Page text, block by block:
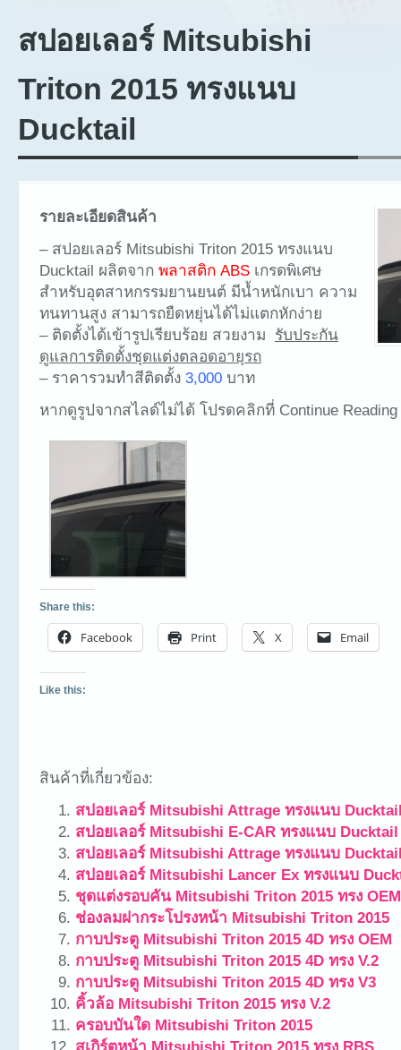
สปอยเลอร์ Mitsubishi
Triton 2015 ทรงแนบ
Ducktail
รายละเอียดสินค้า
– สปอยเลอร์ Mitsubishi Triton 2015 ทรงแนบ
Ducktail ผลิตจาก พลาสติก ABS เกรดพิเศษ
สำหรับอุตสาหกรรมยานยนต์ มีน้ำหนักเบา ความ
ทนทานสูง สามารถยืดหยุ่นได้ไม่แตกหักง่าย
– ติดตั้งได้เข้ารูปเรียบร้อย สวยงาม รับประกัน
ดูแลการติดตั้งชุดแต่งตลอดอายุรถ
– ราคารวมทำสีติดตั้ง 3,000 บาท
หากดูรูปจากสไลด์ไม่ได้ โปรดคลิกที่ Continue Reading
Share this:
Facebook Print X Email
Like this:
สินค้าที่เกี่ยวข้อง:
สปอยเลอร์ Mitsubishi Attrage ทรงแนบ
สปอยเลอร์ Mitsubishi E-CAR ทรงแนบ Ducktail
สปอยเลอร์ Mitsubishi Attrage ทรงแนบ
สปอยเลอร์ Mitsubishi Lancer Ex ทรงแนบ
ชุดแต่งรอบคัน Mitsubishi Triton 2015 ทรง OEM
ช่องลมฝากระโปรงหน้า Mitsubishi Triton 2015
กาบประตู Mitsubishi Triton 2015 4D ทรง OEM
กาบประตู Mitsubishi Triton 2015 4D ทรง V.2
กาบประตู Mitsubishi Triton 2015 4D ทรง V3
คิ้วล้อ Mitsubishi Triton 2015 ทรง V.2
ครอบบันใด Mitsubishi Triton 2015
สเกิร์ตหน้า Mitsubishi Triton 2015 ทรง RBS